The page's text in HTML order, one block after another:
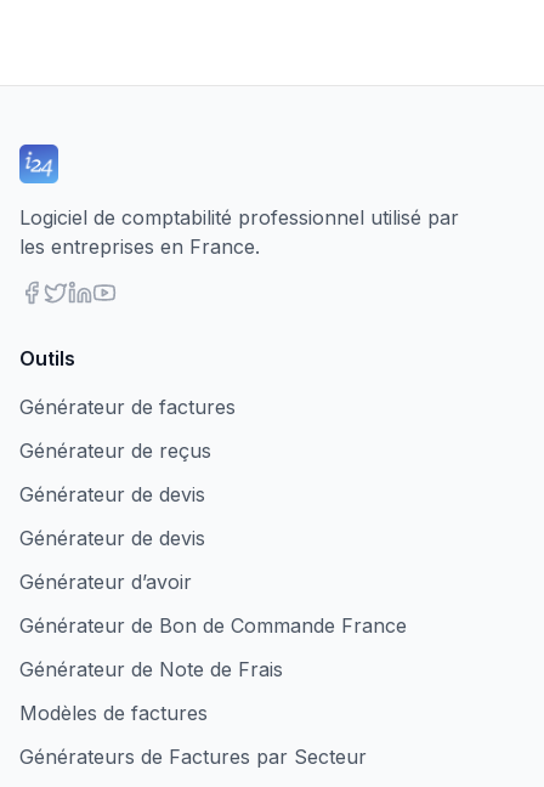
Logiciel de comptabilité professionnel utilisé par
les entreprises en France.
Outils
Générateur de factures
Générateur de reçus
Générateur de devis
Générateur de devis
Générateur d’avoir
Générateur de Bon de Commande France
Générateur de Note de Frais
Modèles de factures
Générateurs de Factures par Secteur